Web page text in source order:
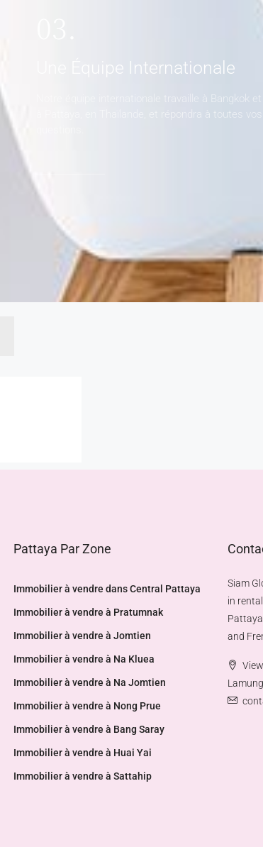
Une Équipe Internationale
Notre équipe internationale travaille à Bangkok et
à Pattaya, en Thaïlande, et répondra à toutes vos
Pattaya Par Zone
Immobilier à vendre dans Central Pattaya
Immobilier à vendre à Pratumnak
Immobilier à vendre à Jomtien
Immobilier à vendre à Na Kluea
Immobilier à vendre à Na Jomtien
Immobilier à vendre à Nong Prue
Immobilier à vendre à Bang Saray
Immobilier à vendre à Huai Yai
Immobilier à vendre à Sattahip
Siam
in
and